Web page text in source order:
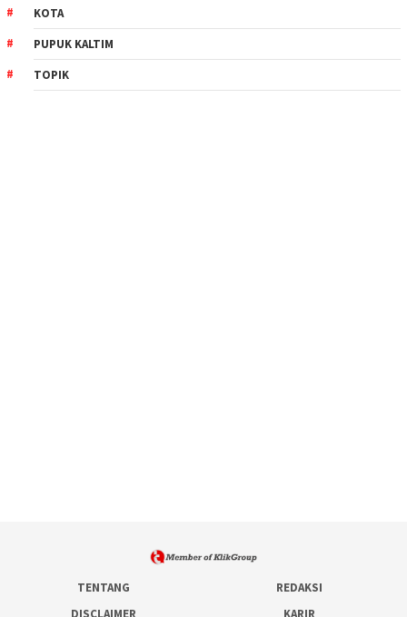
KOTA
PUPUK KALTIM
TOPIK
TENTANG
REDAKSI
DISCLAIMER
KARIR